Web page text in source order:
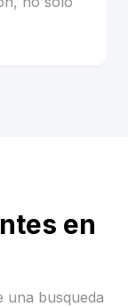
en
una busqueda